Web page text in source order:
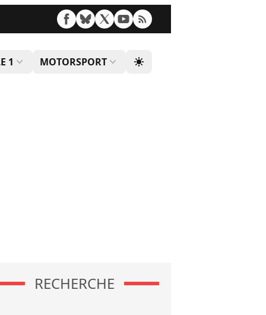
1 MOTORSPORT
RECHERCHE